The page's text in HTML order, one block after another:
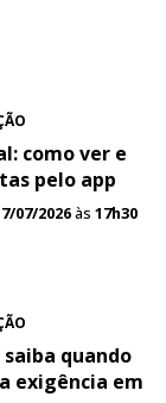
como ver e
pelo app
07/2026às 17h30
saiba quando
exigência em